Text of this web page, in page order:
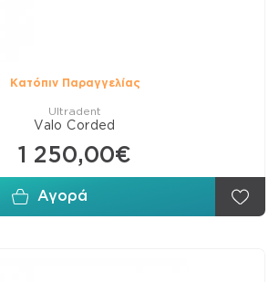
Κατόπιν Παραγγελίας
Ultradent
Valo Corded
1 250,00€
Αγορά